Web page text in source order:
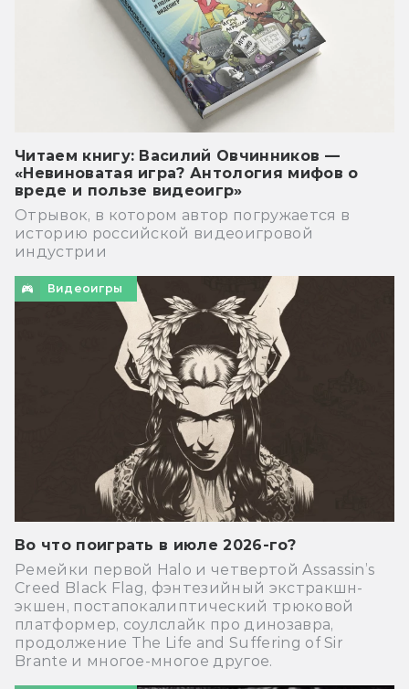
Читаем книгу: Василий Овчинников —
«Невиноватая игра? Антология мифов о
вреде и пользе видеоигр»
Отрывок, в котором автор погружается в
историю российской видеоигровой
индустрии
Видеоигры
Во что поиграть в июле 2026-го?
Ремейки первой Halo и четвертой Assassin’s
Creed Black Flag, фэнтезийный экстракшн-
экшен, постапокалиптический трюковой
платформер, соулслайк про динозавра,
продолжение The Life and Suffering of Sir
Brante и многое-многое другое.